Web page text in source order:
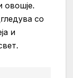
овошје.
со
и